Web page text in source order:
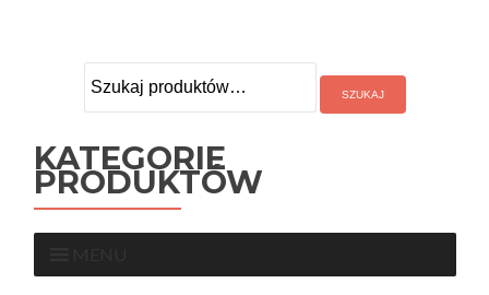
KATEGORIE
PRODUKTÓW